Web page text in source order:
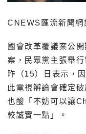
CNEWS匯流新聞網
國會改革覆議案公
案，民眾黨主張舉
昨（15）日表示，
此電視辯論會確定
也酸「不妨可以讓
較誠實一點」。